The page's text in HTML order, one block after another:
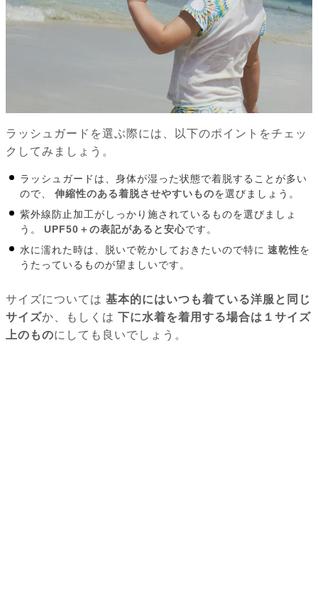
ラッシュガードを選ぶ際には、以下のポイントをチェッ
クしてみましょう。
ラッシュガードは、身体が湿った状態で着脱することが多い
ので、
伸縮性のある着脱させやすいものを選びましょう。
紫外線防止加工がしっかり施されているものを選びましょ
う。
UPF50＋の表記があると安心です。
水に濡れた時は、脱いで乾かしておきたいので特に 速乾性を
うたっているものが望ましいです。
サイズについては 基本的にはいつも着ている洋服と同じ
サイズか、もしくは 下に水着を着用する場合は１サイズ
上のものにしても良いでしょう。